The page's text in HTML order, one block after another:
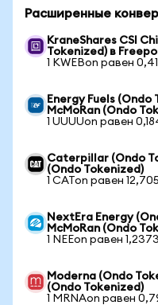
Расширенные
KraneShares CSI
Tokenized) в
1 KWEBon равен
Energy Fuels
McMoRan (Ondo
1 UUUUon равен
Caterpillar (Ondo
(Ondo Tokenized)
1 CATon равен
NextEra Energy
McMoRan (Ondo
1 NEEon равен
Moderna (Ondo
(Ondo Tokenized)
1 MRNAon равен